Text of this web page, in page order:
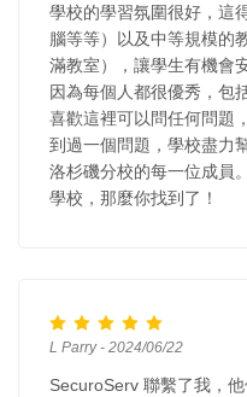
學校的學習氛圍很好，這
腦等等）以及中等規模的
滿教室），讓學生有機會
因為每個人都很優秀，包
喜歡這裡可以問任何問題
到過一個問題，學校盡力
洛杉磯分校的每一位成員
學校，那麼你找到了！
L Parry - 2024/06/22
SecuroServ 聯繫了我，